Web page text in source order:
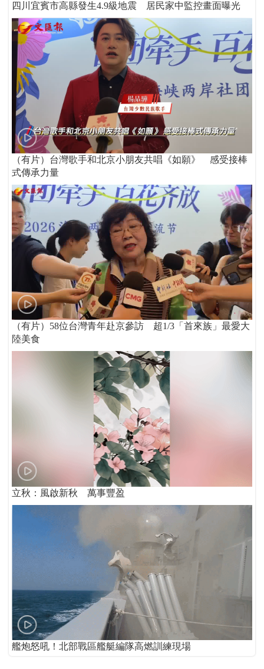
四川宜賓市高縣發生4.9級地震 居民家中監控畫面曝光
（有片）台灣歌手和北京小朋友共唱《如願》 感受接棒
式傳承力量
（有片）58位台灣青年赴京參訪 超1/3「首來族」最愛大
陸美食
立秋：風啟新秋 萬事豐盈
艦炮怒吼！北部戰區艦艇編隊高燃訓練現場